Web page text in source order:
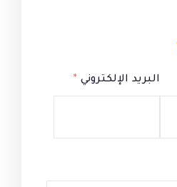
البريد الإلكتروني *